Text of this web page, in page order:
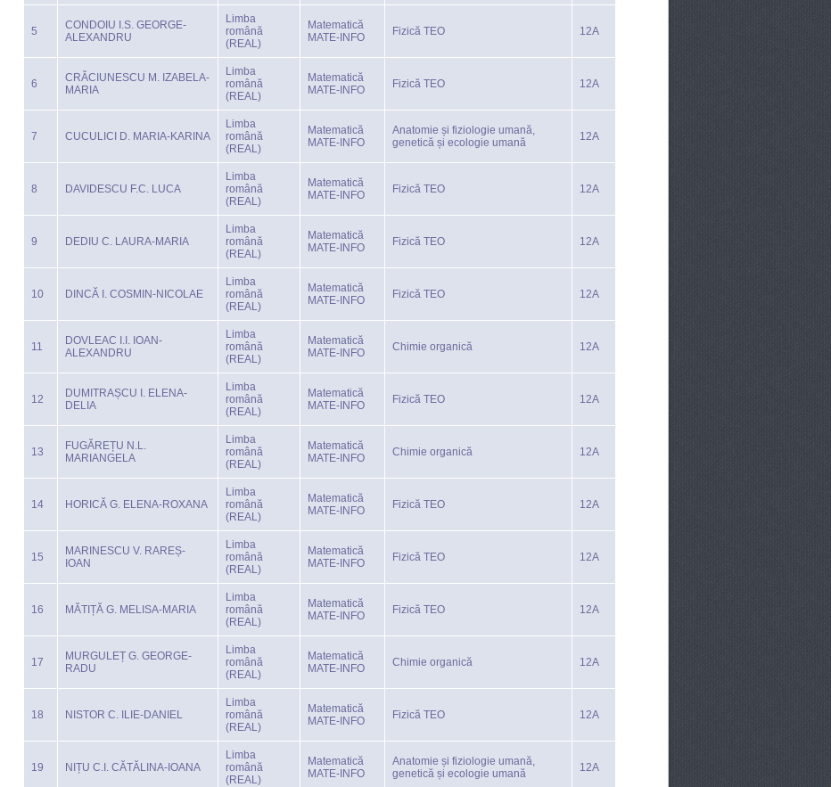
5
CONDOIU I.S. GEORGE-
ALEXANDRU
Limba
română
(REAL)
Matematică
MATE-INFO
Fizică TEO 12A
6
CRĂCIUNESCU M. IZABELA-
MARIA
Limba
română
(REAL)
Matematică
MATE-INFO
Fizică TEO 12A
7 CUCULICI D. MARIA-KARINA
Limba
română
(REAL)
Matematică
MATE-INFO
Anatomie și fiziologie umană,
genetică și ecologie umană
12A
8 DAVIDESCU F.C. LUCA
Limba
română
(REAL)
Matematică
MATE-INFO
Fizică TEO 12A
9 DEDIU C. LAURA-MARIA
Limba
română
(REAL)
Matematică
MATE-INFO
Fizică TEO 12A
10 DINCĂ I. COSMIN-NICOLAE
Limba
română
(REAL)
Matematică
MATE-INFO
Fizică TEO 12A
11
DOVLEAC I.I. IOAN-
ALEXANDRU
Limba
română
(REAL)
Matematică
MATE-INFO
Chimie organică 12A
12
DUMITRAȘCU I. ELENA-
DELIA
Limba
română
(REAL)
Matematică
MATE-INFO
Fizică TEO 12A
13
FUGĂREȚU N.L.
MARIANGELA
Limba
română
(REAL)
Matematică
MATE-INFO
Chimie organică 12A
14 HORICĂ G. ELENA-ROXANA
Limba
română
(REAL)
Matematică
MATE-INFO
Fizică TEO 12A
15
MARINESCU V. RAREȘ-
IOAN
Limba
română
(REAL)
Matematică
MATE-INFO
Fizică TEO 12A
16 MĂTIȚĂ G. MELISA-MARIA
Limba
română
(REAL)
Matematică
MATE-INFO
Fizică TEO 12A
17
MURGULEȚ G. GEORGE-
RADU
Limba
română
(REAL)
Matematică
MATE-INFO
Chimie organică 12A
18 NISTOR C. ILIE-DANIEL
Limba
română
(REAL)
Matematică
MATE-INFO
Fizică TEO 12A
19 NIȚU C.I. CĂTĂLINA-IOANA
Limba
română
(REAL)
Matematică
MATE-INFO
Anatomie și fiziologie umană,
genetică și ecologie umană
12A